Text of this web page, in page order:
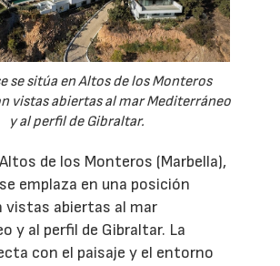
se sitúa en Altos de los Monteros
vistas abiertas al mar Mediterráneo
y al perfil de Gibraltar.
de los Monteros (Marbella),
emplaza en una posición
vistas abiertas al mar
y al perfil de Gibraltar. La
con el paisaje y el entorno